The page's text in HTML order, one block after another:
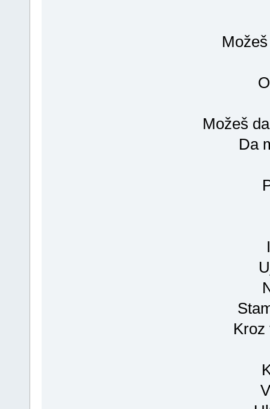
Možeš
Da
Kroz